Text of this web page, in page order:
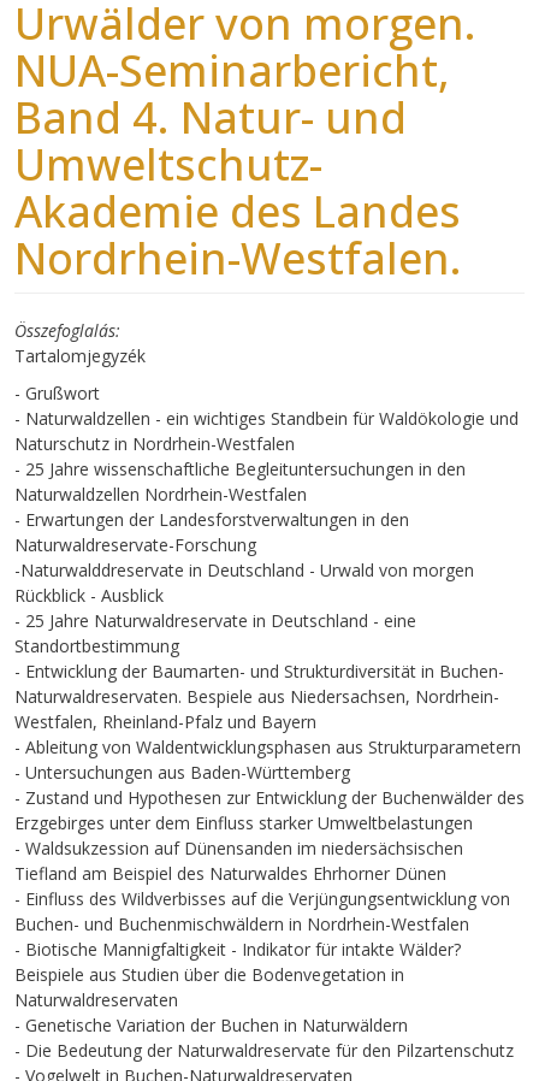
Urwälder von morgen.
NUA-Seminarbericht,
Band 4. Natur- und
Umweltschutz-
Akademie des Landes
Nordrhein-Westfalen.
Összefoglalás
Tartalomjegyzék
- Grußwort
- Naturwaldzellen - ein wichtiges Standbein für Waldökologie und
Naturschutz in Nordrhein-Westfalen
- 25 Jahre wissenschaftliche Begleituntersuchungen in den
Naturwaldzellen Nordrhein-Westfalen
- Erwartungen der Landesforstverwaltungen in den
Naturwaldreservate-Forschung
-Naturwalddreservate in Deutschland - Urwald von morgen
Rückblick - Ausblick
- 25 Jahre Naturwaldreservate in Deutschland - eine
Standortbestimmung
- Entwicklung der Baumarten- und Strukturdiversität in Buchen-
Naturwaldreservaten. Bespiele aus Niedersachsen, Nordrhein-
Westfalen, Rheinland-Pfalz und Bayern
- Ableitung von Waldentwicklungsphasen aus Strukturparametern
- Untersuchungen aus Baden-Württemberg
- Zustand und Hypothesen zur Entwicklung der Buchenwälder des
Erzgebirges unter dem Einfluss starker Umweltbelastungen
- Waldsukzession auf Dünensanden im niedersächsischen
Tiefland am Beispiel des Naturwaldes Ehrhorner Dünen
- Einfluss des Wildverbisses auf die Verjüngungsentwicklung von
Buchen- und Buchenmischwäldern in Nordrhein-Westfalen
- Biotische Mannigfaltigkeit - Indikator für intakte Wälder?
Beispiele aus Studien über die Bodenvegetation in
Naturwaldreservaten
- Genetische Variation der Buchen in Naturwäldern
- Die Bedeutung der Naturwaldreservate für den Pilzartenschutz
- Vogelwelt in Buchen-Naturwaldreservaten